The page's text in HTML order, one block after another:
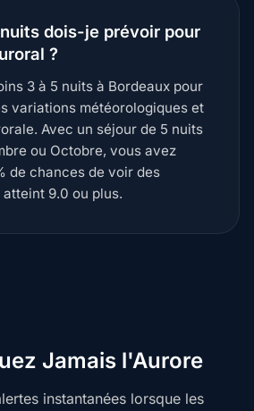
dois-je prévoir pour
?
3 à 5 nuits à Bordeaux pour
variations météorologiques et
Avec un séjour de 5 nuits
ou Octobre, vous avez
de chances de voir des
9.0 ou plus.
Jamais l'Aurore
instantanées lorsque les